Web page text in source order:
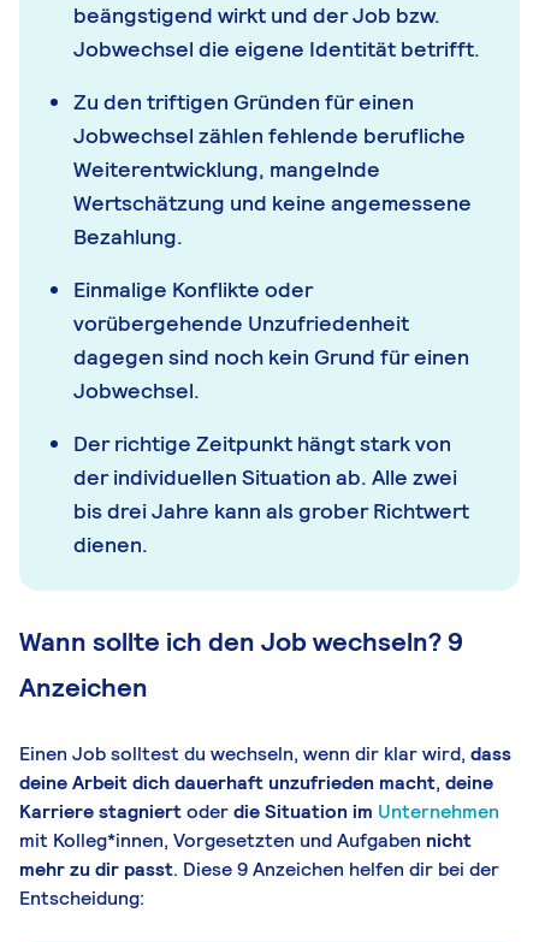
beängstigend wirkt und der Job bzw.
Jobwechsel die eigene Identität betrifft.
Zu den triftigen Gründen für einen
Jobwechsel zählen fehlende berufliche
Weiterentwicklung, mangelnde
Wertschätzung und keine angemessene
Bezahlung.
Einmalige Konflikte oder
vorübergehende Unzufriedenheit
dagegen sind noch kein Grund für einen
Jobwechsel.
Der richtige Zeitpunkt hängt stark von
der individuellen Situation ab. Alle zwei
bis drei Jahre kann als grober Richtwert
dienen.
Wann sollte ich den Job wechseln? 9
Anzeichen
Einen Job solltest du wechseln, wenn dir klar wird, dass
deine Arbeit dich dauerhaft unzufrieden macht, deine
Karriere stagniertoderdie Situation im Unternehmen
mit Kolleg*innen, Vorgesetzten und Aufgaben nicht
mehr zu dir passt. Diese 9 Anzeichen helfen dir bei der
Entscheidung: